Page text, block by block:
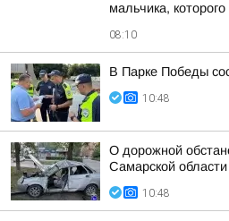
мальчика, которого
08:10
В Парке Победы
10:48
О дорожной
Самарской
10:48